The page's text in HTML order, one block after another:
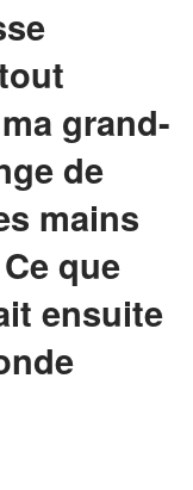
grand-
de
mains
que
ensuite